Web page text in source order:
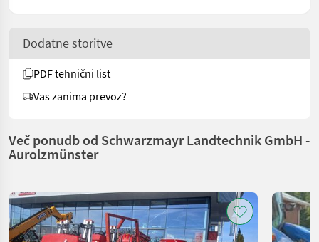
Dodatne storitve
PDF tehnični list
Vas zanima prevoz?
Več ponudb od Schwarzmayr Landtechnik GmbH -
Aurolzmünster